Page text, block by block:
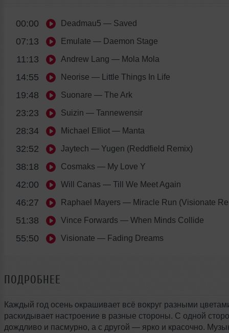
00:00 Deadmau5 — Saved
07:13 Emulate — Daemon Stage
11:13 Andrew Lang — Mola Mola
14:55 Neorise — Little Things In Life
19:48 Suonare — The Ark
23:23 Suizin — Tannewensir
28:34 Michael Elliot — Manta
32:52 Jaytech — Yugen (Reddfield Remix)
38:18 Cosmaks — My Love Y
42:00 Will Canas — Till We Meet Again
46:27 Raphael Mayers — Miracle Run (Visionate
51:38 Vince Forwards — When Minds Collide
55:50 Visionate — Fading Dreams
ПОДРОБНЕЕ
Каждый год осень окрашивает всё вокруг разными
раскидывает настроение в разные стороны. С одной
дождливо и пасмурно, а с другой — ярко и красочно.